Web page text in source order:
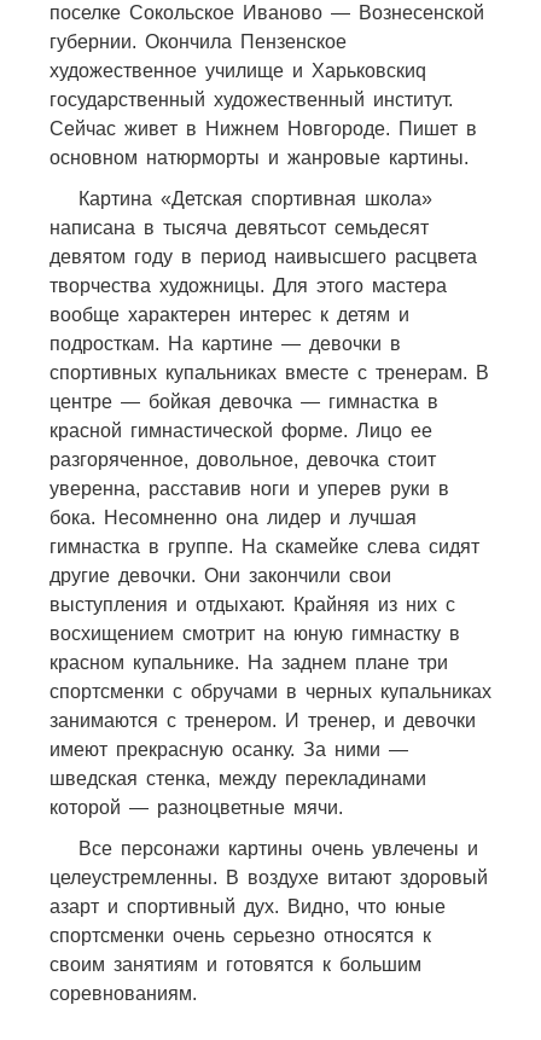
поселке Сокольское Иваново — Вознесенской
губернии. Окончила Пензенское
художественное училище и Харьковскиq
государственный художественный институт.
Сейчас живет в Нижнем Новгороде. Пишет в
основном натюрморты и жанровые картины.
Картина «Детская спортивная школа»
написана в тысяча девятьсот семьдесят
девятом году в период наивысшего расцвета
творчества художницы. Для этого мастера
вообще характерен интерес к детям и
подросткам. На картине — девочки в
спортивных купальниках вместе с тренерам. В
центре — бойкая девочка — гимнастка в
красной гимнастической форме. Лицо ее
разгоряченное, довольное, девочка стоит
уверенна, расставив ноги и уперев руки в
бока. Несомненно она лидер и лучшая
гимнастка в группе. На скамейке слева сидят
другие девочки. Они закончили свои
выступления и отдыхают. Крайняя из них с
восхищением смотрит на юную гимнастку в
красном купальнике. На заднем плане три
спортсменки с обручами в черных купальниках
занимаются с тренером. И тренер, и девочки
имеют прекрасную осанку. За ними —
шведская стенка, между перекладинами
которой — разноцветные мячи.
Все персонажи картины очень увлечены и
целеустремленны. В воздухе витают здоровый
азарт и спортивный дух. Видно, что юные
спортсменки очень серьезно относятся к
своим занятиям и готовятся к большим
соревнованиям.